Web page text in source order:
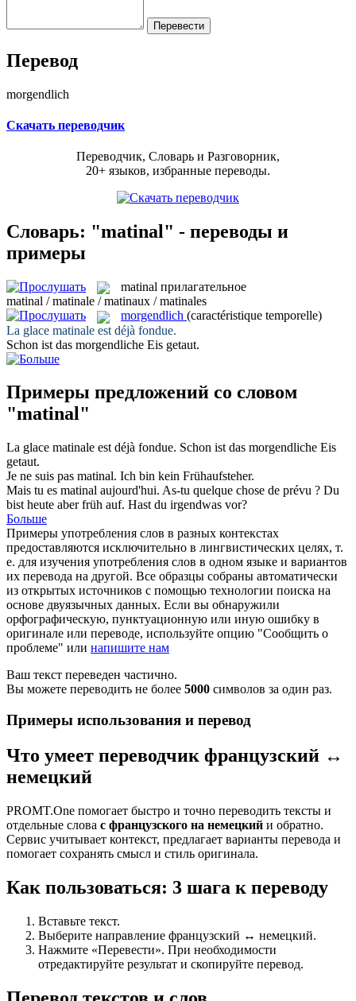
Перевод
morgendlich
Скачать переводчик
Переводчик, Словарь и Разговорник,
20+ языков, избранные переводы.
Словарь: "matinal" - переводы и
примеры
matinal прилагательное
matinal / matinale / matinaux / matinales
morgendlich (caractéristique temporelle)
La glace matinale est déjà fondue.
Schon ist das morgendliche Eis getaut.
Примеры предложений со словом
"matinal"
La glace matinale est déjà fondue. Schon ist das morgendliche Eis
getaut.
Je ne suis pas matinal. Ich bin kein Frühaufsteher.
Mais tu es matinal aujourd'hui. As-tu quelque chose de prévu ? Du
bist heute aber früh auf. Hast du irgendwas vor?
Больше
Примеры употребления слов в разных контекстах
предоставляются исключительно в лингвистических целях, т.
е. для изучения употребления слов в одном языке и вариантов
их перевода на другой. Все образцы собраны автоматически
из открытых источников с помощью технологии поиска на
основе двуязычных данных. Если вы обнаружили
орфографическую, пунктуационную или иную ошибку в
оригинале или переводе, используйте опцию "Сообщить о
проблеме" или напишите нам
Ваш текст переведен частично.
Вы можете переводить не более 5000 символов за один раз.
Примеры использования и перевод
Что умеет переводчик французский ↔
немецкий
PROMT.One помогает быстро и точно переводить тексты и
отдельные слова с французского на немецкий и обратно.
Сервис учитывает контекст, предлагает варианты перевода и
помогает сохранять смысл и стиль оригинала.
Как пользоваться: 3 шага к переводу
Вставьте текст.
Выберите направление французский ↔ немецкий.
Нажмите «Перевести». При необходимости
отредактируйте результат и скопируйте перевод.